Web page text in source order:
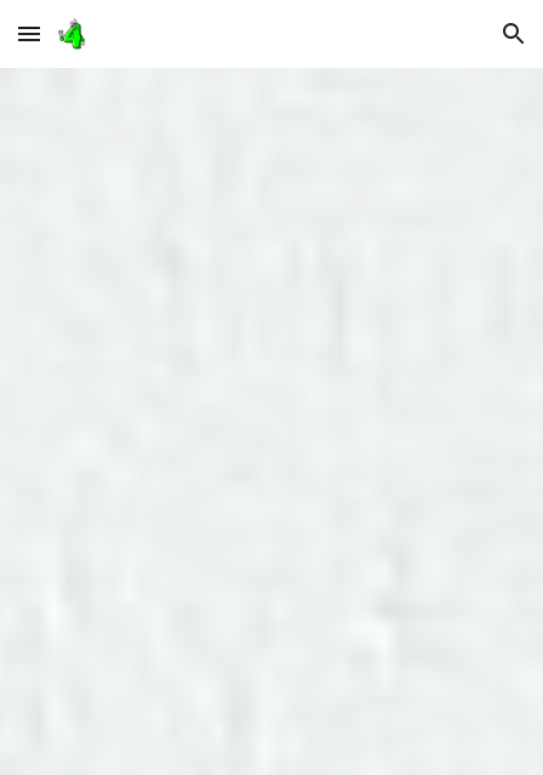
Skip to main content Skip to navigation